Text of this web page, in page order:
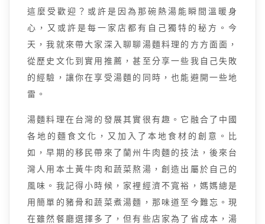
這麼受歡迎？或許是因為那碗熱湯能瞬間溫暖身
心，又或許是每一家店都有自己獨特的秘方。今
天，我就來帶大家深入聊聊湯麵料理的方方面面，
從歷史文化到實用推薦，甚至分享一些我自己失敗
的經驗，讓你在享受湯麵的同時，也能避開一些地
雷。
湯麵料理在台灣的發展其實很有趣。它融合了中國
各地的麵食文化，又加入了本地食材的創意。比
如，早期的移民帶來了蘭州牛肉麵的技法，後來台
灣人用本土黃牛肉和蔬菜熬湯，創造出屬於自己的
風味。我記得小時候，家裡經濟不寬裕，媽媽總是
用簡單的豬骨和蔬菜煮湯麵，那味道至今難忘。現
在雖然餐廳選擇多了，但有些店家為了省成本，湯